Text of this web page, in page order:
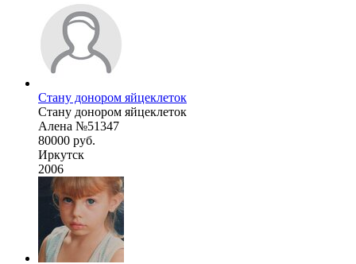
Стану донором яйцеклеток
Стану донором яйцеклеток
Алена №51347
80000 руб.
Иркутск
2006